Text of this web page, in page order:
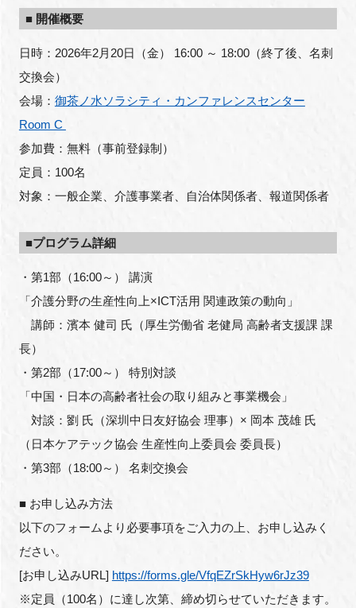
閉じる
■ 開催概要
日時：2026年2月20日（金） 16:00 ～ 18:00（終了後、名刺
交換会）
会場： 御茶ノ水ソラシティ・カンファレンスセンター
Room C
参加費：無料（事前登録制）
定員：100名
対象：一般企業、介護事業者、自治体関係者、報道関係者
■プログラム詳細
・第1部（16:00～） 講演
「介護分野の生産性向上×ICT活用 関連政策の動向」
講師：濱本 健司 氏（厚生労働省 老健局 高齢者支援課 課
長）
・第2部（17:00～） 特別対談
「中国・日本の高齢者社会の取り組みと事業機会」
対談：劉 氏（深圳中日友好協会 理事）× 岡本 茂雄 氏
（日本ケアテック協会 生産性向上委員会 委員長）
・第3部（18:00～） 名刺交換会
■ お申し込み方法
以下のフォームより必要事項をご入力の上、お申し込みく
ださい。
[お申し込みURL] https://forms.gle/VfqEZrSkHyw6rJz39
※定員（100名）に達し次第、締め切らせていただきます。